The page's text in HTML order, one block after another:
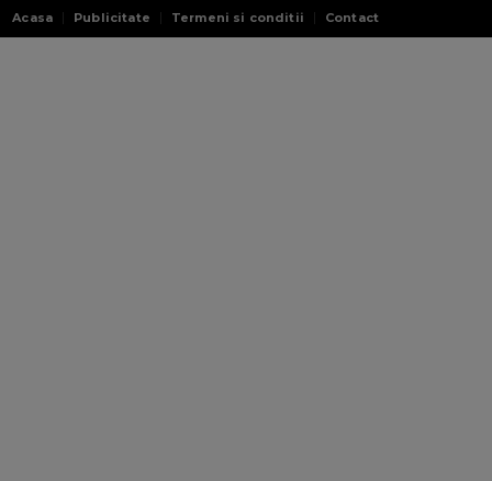
Acasa
Publicitate Termeni si conditii Contact